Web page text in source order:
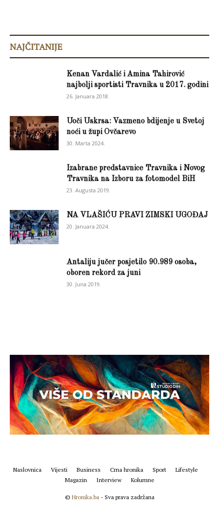
NAJČITANIJE
Kenan Vardalić i Amina Tahirović
najbolji sportisti Travnika u 2017. godini
26. Januara 2018.
Uoči Uskrsa: Vazmeno bdijenje u Svetoj
noći u župi Ovčarevo
30. Marta 2024.
Izabrane predstavnice Travnika i Novog
Travnika na Izboru za fotomodel BiH
23. Augusta 2019.
NA VLAŠIĆU PRAVI ZIMSKI UGOĐAJ
20. Januara 2024.
Antaliju jučer posjetilo 90.989 osoba,
oboren rekord za juni
30. Juna 2019.
Naslovnica Vijesti Business Crna hronika Sport
Lifestyle
Magazin
Interview Kolumne
© Hronika.ba - Sva prava zadržana